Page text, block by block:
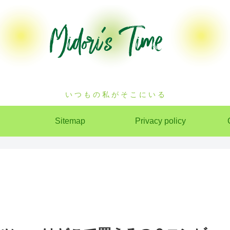
い つ も の 私 が そ こ に い る
Sitemap Privacy policy